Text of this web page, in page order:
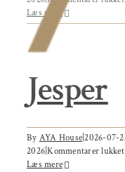
Lokaler
Læs mere
Jesper
By AYA House|2026-07-
2026|Kommentarer lukket
Læs mere